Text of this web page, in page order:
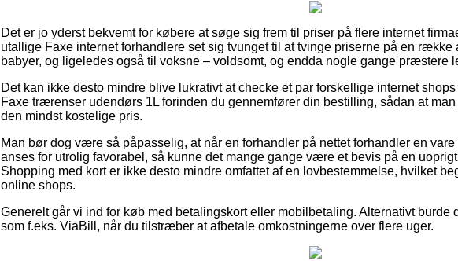
Det er jo yderst bekvemt for købere at søge sig frem til priser på flere internet
utallige Faxe internet forhandlere set sig tvunget til at tvinge priserne på en række
babyer, og ligeledes også til voksne – voldsomt, og endda nogle gange præstere
Det kan ikke desto mindre blive lukrativt at checke et par forskellige internet
Faxe trærenser udendørs 1L forinden du gennemfører din bestilling, sådan at
den mindst kostelige pris.
Man bør dog være så påpasselig, at når en forhandler på nettet forhandler en
anses for utrolig favorabel, så kunne det mange gange være et bevis på en
Shopping med kort er ikke desto mindre omfattet af en lovbestemmelse, hvilket
online shops.
Generelt går vi ind for køb med betalingskort eller mobilbetaling. Alternativt burde
som f.eks. ViaBill, når du tilstræber at afbetale omkostningerne over flere uger.